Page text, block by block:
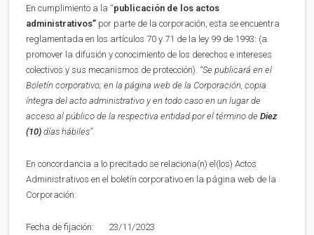
En cumplimiento a la “publicación de los actos
administrativos” por parte de la corporación, esta se encuentra
reglamentada en los artículos 70 y 71 de la ley 99 de 1993: (a.
promover la difusión y conocimiento de los derechos e intereses
colectivos y sus mecanismos de protección). “Se publicará en el
Boletín corporativo; en la página web de la Corporación, copia
íntegra del acto administrativo y en todo caso en un lugar de
acceso al público de la respectiva entidad por el término de Diez
(10) días hábiles”.
En concordancia a lo precitado se relaciona(n) el(los) Actos
Administrativos en el boletín corporativo en la página web de la
Corporación:
Fecha de fijación: 23/11/2023